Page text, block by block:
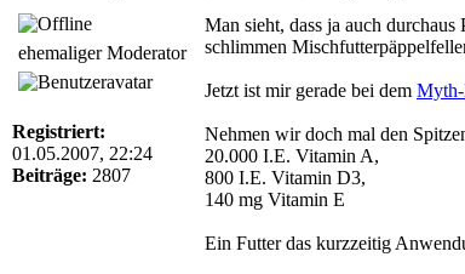
ehemaliger Moderator
Registriert:
01.05.2007, 22:24
Beiträge: 2807
Man sieht, dass ja auch
schlimmen
Jetzt ist mir gerade bei dem
Nehmen wir doch mal den
20.000 I.E. Vitamin A,
800 I.E. Vitamin D3,
140 mg Vitamin E
Ein Futter das kurzzeitig